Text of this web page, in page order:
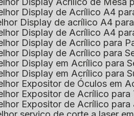
Display de Acrílico A4
Display de acrílico A4
Display de Acrílico A4
Display de Acrílico para
Display de Acrílico para
Display em Acrílico para
Display em Acrílico para
Expositor de Óculos em
Expositor de Acrílico para
Expositor de Acrílico